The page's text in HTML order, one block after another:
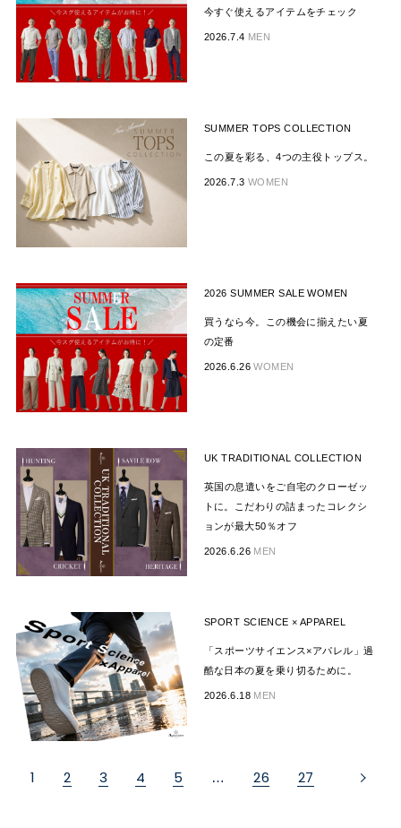
今すぐ使えるアイテムをチェック
2026.7.4 MEN
SUMMER TOPS COLLECTION
この夏を彩る、4つの主役トップス。
2026.7.3 WOMEN
2026 SUMMER SALE WOMEN
買うなら今。この機会に揃えたい夏
の定番
2026.6.26WOMEN
UK TRADITIONAL COLLECTION
英国の息遣いをご自宅のクローゼッ
トに。こだわりの詰まったコレクシ
ョンが最大50％オフ
2026.6.26 MEN
SPORT SCIENCE × APPAREL
「スポーツサイエンス×アパレル」過
酷な日本の夏を乗り切るために。
2026.6.18 MEN
1 2 3 4 5 … 26 27